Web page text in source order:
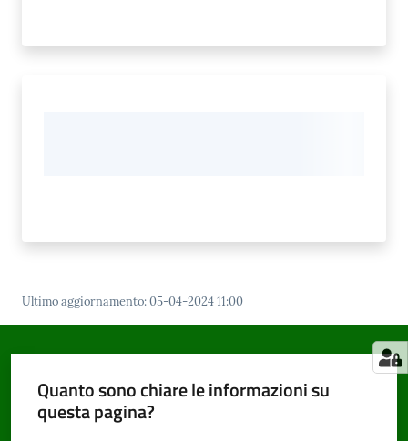
Ultimo aggiornamento:05-04-2024 11:00
Quanto sono chiare le informazioni su
questa pagina?